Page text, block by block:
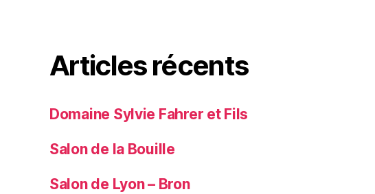
Articles récents
Domaine Sylvie Fahrer et Fils
Salon de la Bouille
Salon de Lyon – Bron